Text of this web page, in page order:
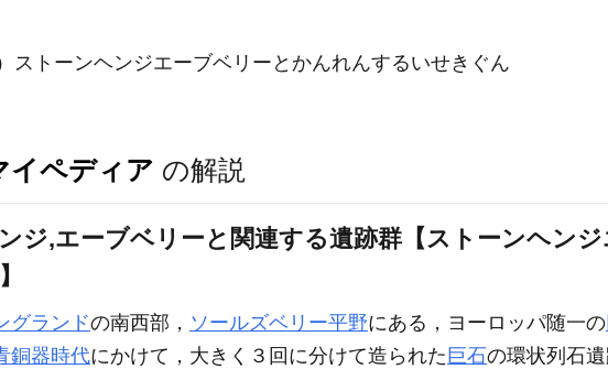
ストーンヘンジエーブベリーとかんれんするいせきぐん
イペディア の解説
ジ,エーブベリーと関連する遺跡群【ストーンヘン
グランドの南西部， ソールズベリー平野にある，ヨーロッパ随一の
銅器時代にかけて，大きく３回に分けて造られた 巨石の環状列石遺